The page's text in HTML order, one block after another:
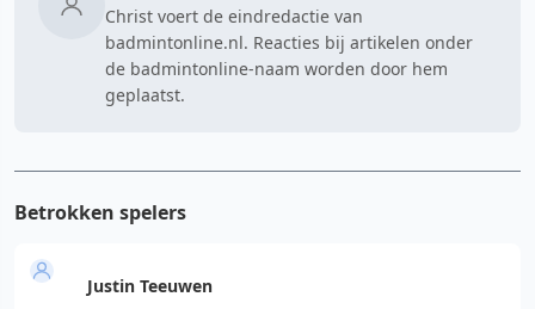
Christ voert de eindredactie van
badmintonline.nl. Reacties bij artikelen onder
de badmintonline-naam worden door hem
geplaatst.
Betrokken spelers
Justin Teeuwen